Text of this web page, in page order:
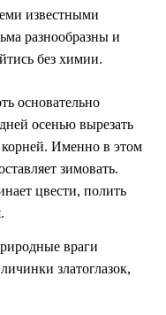
известными
разнообразны и
без химии.
основательно
осенью вырезать
корней. Именно в этом
зимовать.
цвести, полить
враги
златоглазок,